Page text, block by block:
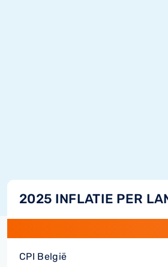
2025 INFLATIE PER
CPI België